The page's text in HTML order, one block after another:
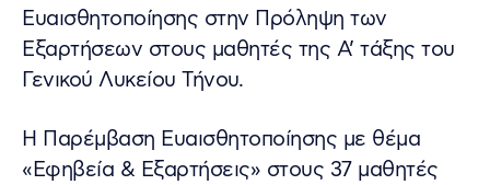
Ευαισθητοποίησης στην Πρόληψη των
Εξαρτήσεων στους μαθητές της Α’ τάξης του
Γενικού Λυκείου Τήνου.
H Παρέμβαση Ευαισθητοποίησης με θέμα
«Εφηβεία & Εξαρτήσεις» στους 37 μαθητές